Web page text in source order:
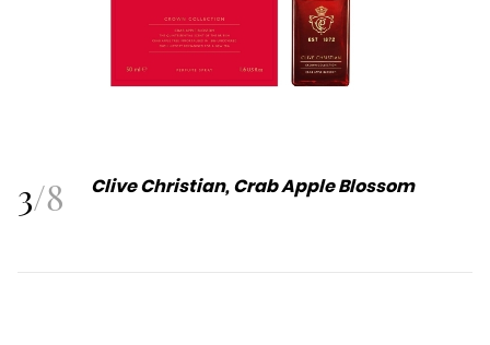
3/8 Clive Christian, Crab Apple Blossom